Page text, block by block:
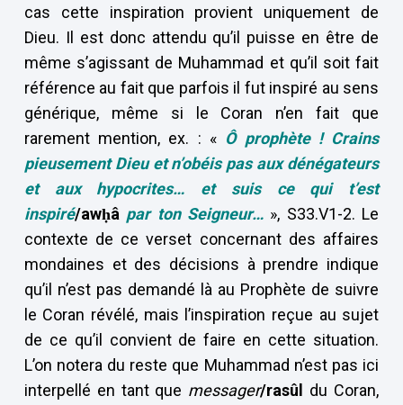
cas cette inspiration provient uniquement de
Dieu. Il est donc attendu qu’il puisse en être de
même s’agissant de Muhammad et qu’il soit fait
référence au fait que parfois il fut inspiré au sens
générique, même si le Coran n’en fait que
rarement mention, ex. : « Ô prophète ! Crains
pieusement Dieu et n’obéis pas aux dénégateurs
et aux hypocrites… et suis ce qui t’est
inspiré/awḥâ par ton Seigneur… », S33.V1-2. Le
contexte de ce verset concernant des affaires
mondaines et des décisions à prendre indique
qu’il n’est pas demandé là au Prophète de suivre
le Coran révélé, mais l’inspiration reçue au sujet
de ce qu’il convient de faire en cette situation.
L’on notera du reste que Muhammad n’est pas ici
interpellé en tant que messager/rasûl
du Coran,